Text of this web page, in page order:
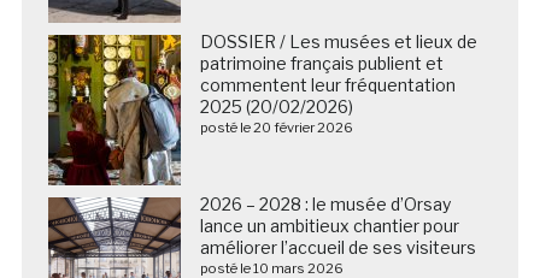
DOSSIER / Les musées et lieux de
patrimoine français publient et
commentent leur fréquentation
2025 (20/02/2026)
posté le 20 février 2026
2026 – 2028 : le musée d’Orsay
lance un ambitieux chantier pour
améliorer l’accueil de ses visiteurs
posté le 10 mars 2026